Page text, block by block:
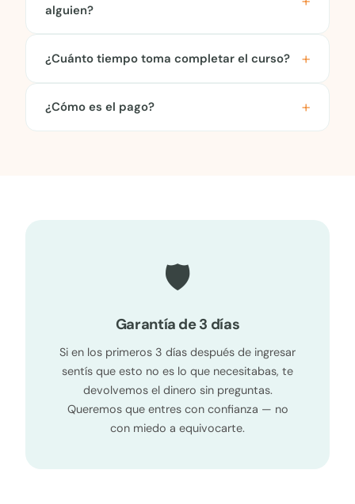
alguien?
¿Cuánto tiempo toma completar el curso?
¿Cómo es el pago?
🛡️
Garantía de 3 días
Si en los primeros 3 días después de ingresar
sentís que esto no es lo que necesitabas, te
devolvemos el dinero sin preguntas.
Queremos que entres con confianza — no
con miedo a equivocarte.